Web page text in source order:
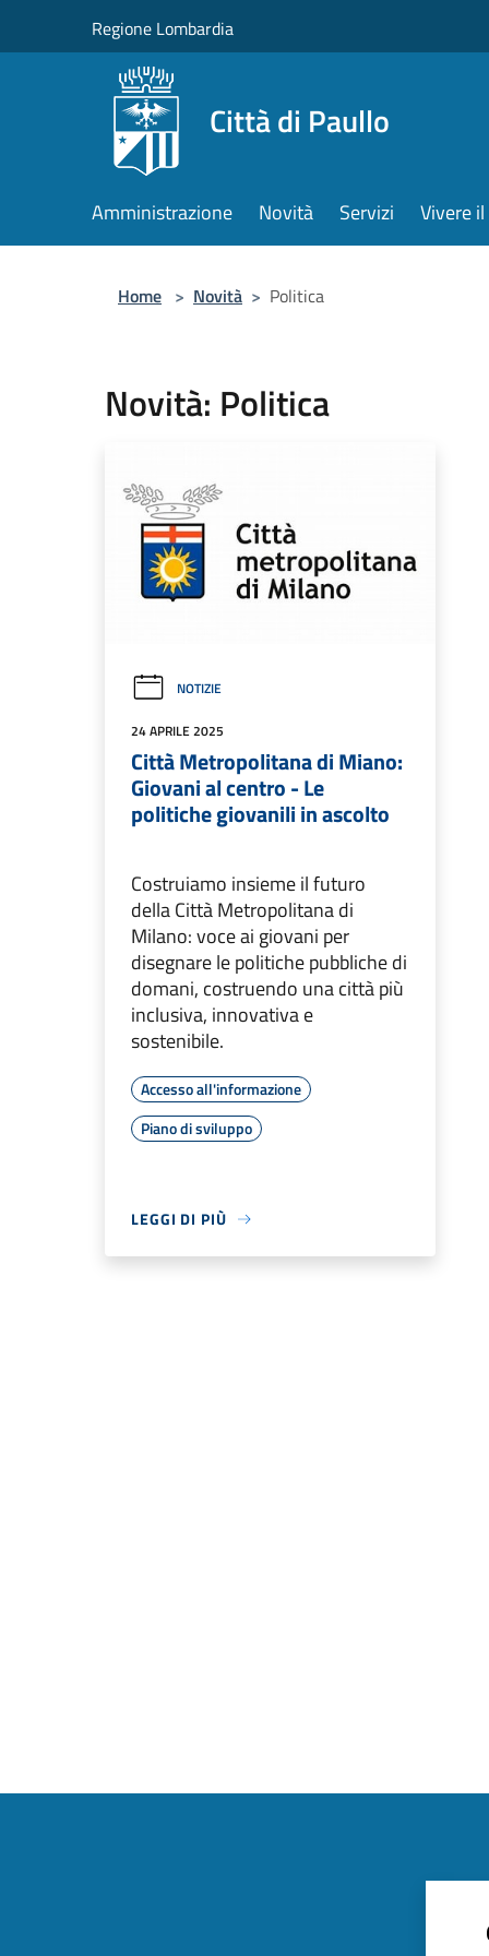
Regione Lombardia
Città di Paullo
Amministrazione Novità Servizi Vivere
Home > Novità > Politica
Novità: Politica
NOTIZIE
24 APRILE 2025
Città Metropolitana di Miano:
Giovani al centro - Le
politiche giovanili in ascolto
Costruiamo insieme il futuro
della Città Metropolitana di
Milano: voce ai giovani per
disegnare le politiche pubbliche di
domani, costruendo una città più
inclusiva, innovativa e
sostenibile.
Accesso all'informazione
Piano di sviluppo
LEGGI DI PIÙ